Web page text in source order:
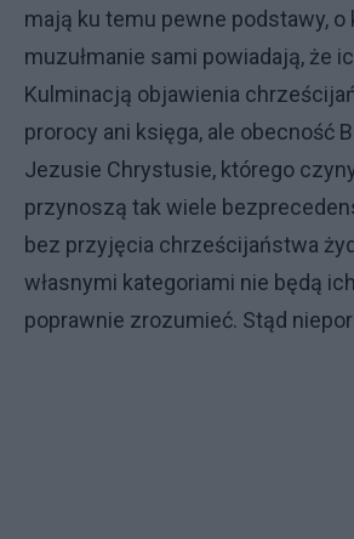
mają ku temu pewne podstawy, o
muzułmanie sami powiadają, że
Kulminacją objawienia
prorocy ani księga, ale obecność
Jezusie Chrystusie, którego
przynoszą tak wiele
bez przyjęcia chrześcijaństwa
własnymi kategoriami nie będą
poprawnie zrozumieć. Stąd